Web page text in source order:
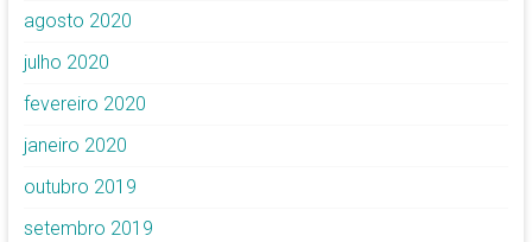
agosto 2020
julho 2020
fevereiro 2020
janeiro 2020
outubro 2019
setembro 2019